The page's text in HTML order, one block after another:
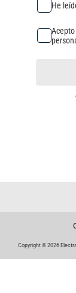
He
Copyright © 2026